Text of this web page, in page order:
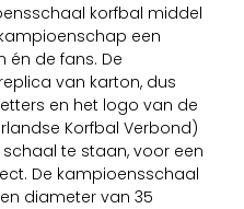
korfbal middel
een
én de fans. De
van karton, dus
en het logo van de
Korfbal Verbond)
te staan, voor een
De kampioensschaal
diameter van 35